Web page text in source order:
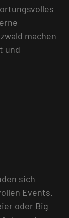
machen
und
sich
Events.
oder Big